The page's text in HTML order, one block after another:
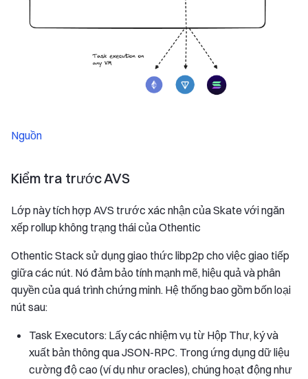
Nguồn
Kiểm tra trước AVS
Lớp này tích hợp AVS trước xác nhận của Skate với ngăn
xếp rollup không trạng thái của Othentic
Othentic Stack sử dụng giao thức libp2p cho việc giao tiếp
giữa các nút. Nó đảm bảo tính mạnh mẽ, hiệu quả và phân
quyền của quá trình chứng minh. Hệ thống bao gồm bốn loại
nút sau:
Task Executors: Lấy các nhiệm vụ từ Hộp Thư, ký và
xuất bản thông qua JSON-RPC. Trong ứng dụng dữ liệu
cường độ cao (ví dụ như oracles), chúng hoạt động như